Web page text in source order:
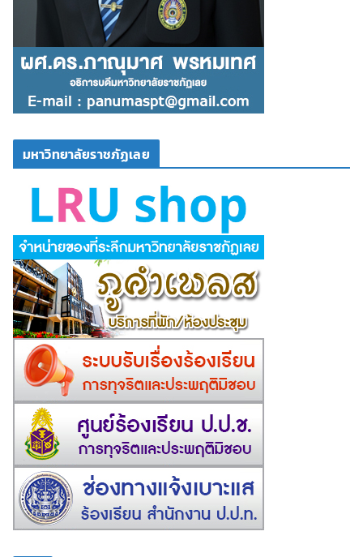
มหาวิทยาลัยราชภัฏเลย